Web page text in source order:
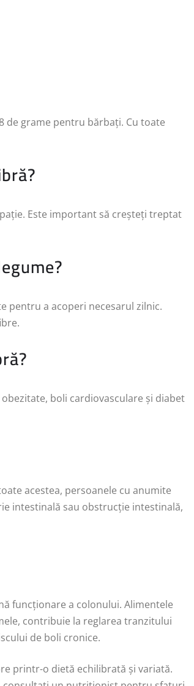
de grame pentru bărbați. Cu toate
Este important să creșteți treptat
pentru a acoperi necesarul zilnic.
boli cardiovasculare și diabet
acestea, persoanele cu anumite
intestinală sau obstrucție intestinală,
funcționare a colonului. Alimentele
contribuie la reglarea tranzitului
de boli cronice.
printr-o dietă echilibrată și variată.